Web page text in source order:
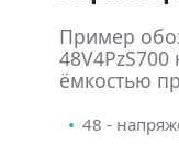
Пример
ёмкостью
48 -